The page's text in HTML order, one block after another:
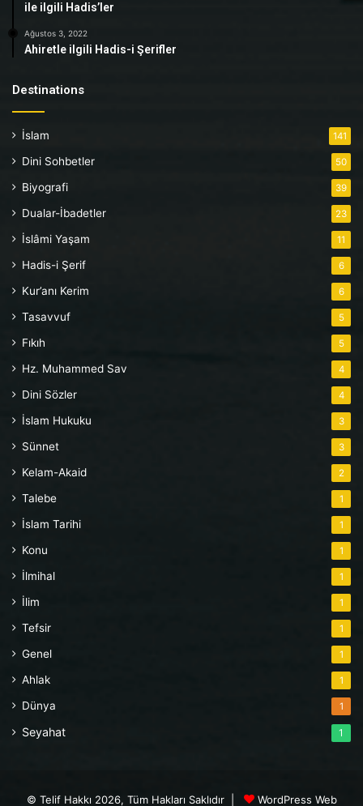
ile ilgili Hadis’ler
Ağustos 3, 2022
Ahiretle ilgili Hadis-i Şerifler
Destinations
İslam 141
Dini Sohbetler 50
Biyografi 39
Dualar-İbadetler 23
İslâmi Yaşam 11
Hadis-i Şerif 6
Kur’anı Kerim 6
Tasavvuf 5
Fıkıh 5
Hz. Muhammed Sav 4
Dini Sözler 4
İslam Hukuku 3
Sünnet 3
Kelam-Akaid 2
Talebe 1
İslam Tarihi 1
Konu 1
İlmihal 1
İlim 1
Tefsir 1
Genel 1
Ahlak 1
Dünya 1
Seyahat 1
© Telif Hakkı 2026, Tüm Hakları Saklıdır | WordPress Web